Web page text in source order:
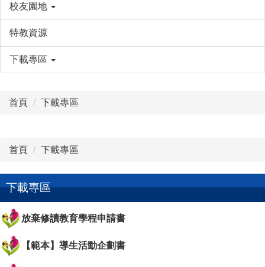
校友園地
特教資源
下載專區
首頁 下載專區
首頁 下載專區
下載專區
放棄修讀教育學程申請書
【範本】導生活動企劃書